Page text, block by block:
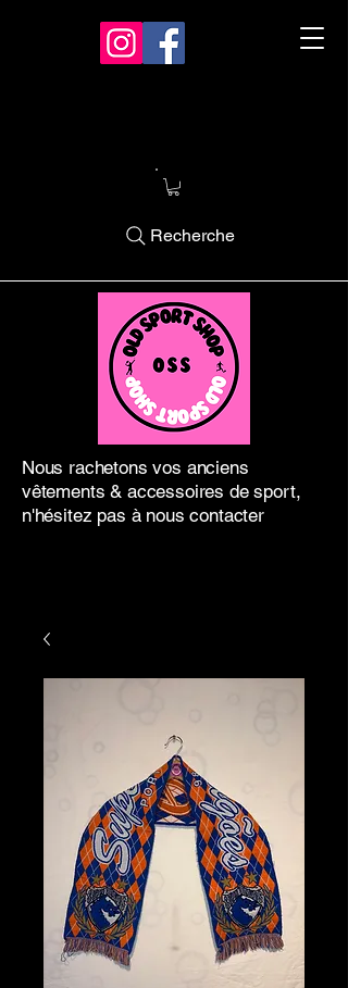
Nous rachetons vos anciens
vêtements & accessoires de sport,
n'hésitez pas à nous contacter
Recherche